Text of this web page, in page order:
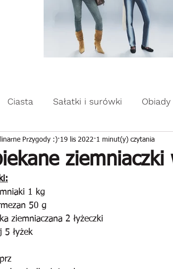
Ciasta Sałatki i surówki Obiady
Zapiekanki Placuszki i
Przygody :) 19 lis 2022 1 minut(y) czytania
1 kg
50 g
ziemniaczana 2 łyżeczki
5 łyżek